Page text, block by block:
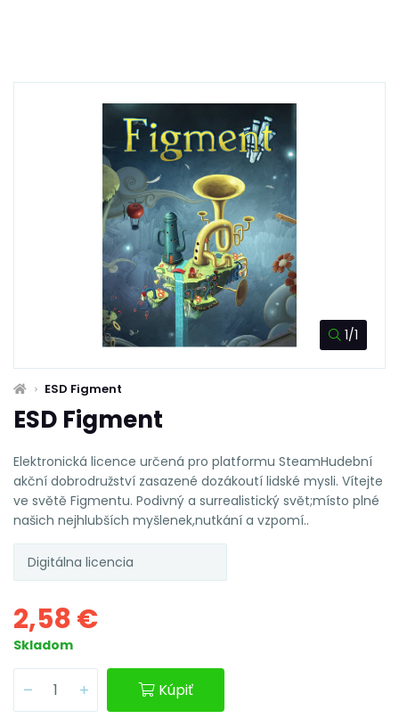
1/1
ESD Figment
ESD Figment
Elektronická licence určená pro platformu SteamHudební
akční dobrodružství zasazené dozákoutí lidské mysli. Vítejte
ve světě Figmentu. Podivný a surrealistický svět;místo plné
našich nejhlubších myšlenek,nutkání a vzpomí..
Digitálna licencia
2,58 €
Skladom
Kúpiť